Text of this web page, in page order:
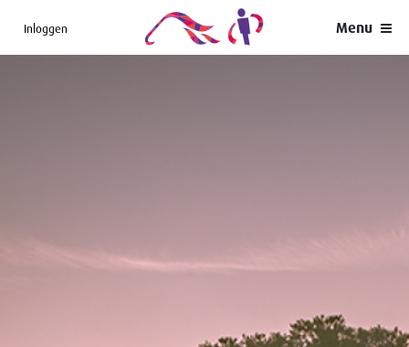
Menu
Inloggen